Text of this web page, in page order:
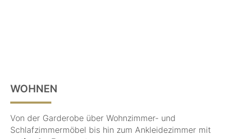
WOHNEN
Von der Garderobe über Wohnzimmer- und
Schlafzimmermöbel bis hin zum Ankleidezimmer mit